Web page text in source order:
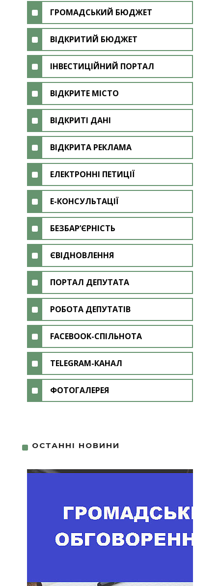
ГРОМАДСЬКИЙ БЮДЖЕТ
ВІДКРИТИЙ БЮДЖЕТ
ІНВЕСТИЦІЙНИЙ ПОРТАЛ
ВІДКРИТЕ МІСТО
ВІДКРИТІ ДАНІ
ВІДКРИТА РЕКЛАМА
ЕЛЕКТРОННІ ПЕТИЦІЇ
Е-КОНСУЛЬТАЦІЇ
БЕЗБАР’ЄРНІСТЬ
ЄВІДНОВЛЕННЯ
ПОРТАЛ ДЕПУТАТА
РОБОТА ДЕПУТАТІВ
FACEBOOK-СПІЛЬНОТА
TELEGRAM-КАНАЛ
ФОТОГАЛЕРЕЯ
ОСТАННІ НОВИНИ